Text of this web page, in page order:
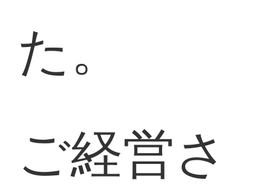
た。
ご経営さ